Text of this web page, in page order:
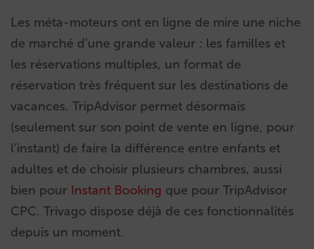
Les méta-moteurs ont en ligne de mire une niche
de marché d’une grande valeur : les familles et
les réservations multiples, un format de
réservation très fréquent sur les destinations de
vacances. TripAdvisor permet désormais
(seulement sur son point de vente en ligne, pour
l’instant) de faire la différence entre enfants et
adultes et de choisir plusieurs chambres, aussi
bien pour Instant Booking que pour TripAdvisor
CPC. Trivago dispose déjà de ces fonctionnalités
depuis un moment.